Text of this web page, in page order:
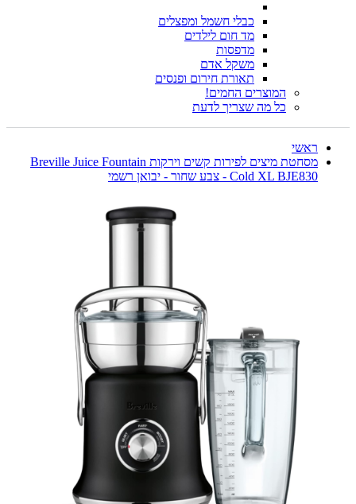
כבלי חשמל ומפצלים
מד חום לילדים
מדפסות
משקל אדם
תאורת חירום ופנסים
המוצרים החמים!
כל מה שצריך לדעת
ראשי
מסחטת מיצים לפירות קשים וירקות Breville Juice Fountain
Cold XL BJE830 - צבע שחור - יבואן רשמי